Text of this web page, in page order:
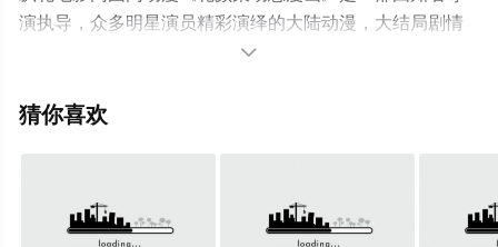
演执导，众多明星演员精彩演绎的大陆动漫，大结局剧情
已揭晓（已完结），手机免费观看高清无删减完整版动漫
或剧情网等平台了解。

猜你喜欢